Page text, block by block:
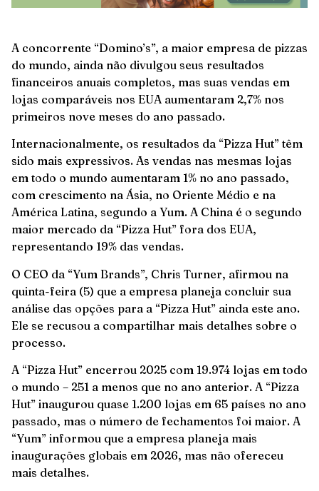
A concorrente “Domino’s”, a maior empresa de pizzas
do mundo, ainda não divulgou seus resultados
financeiros anuais completos, mas suas vendas em
lojas comparáveis ​​nos EUA aumentaram 2,7% nos
primeiros nove meses do ano passado.
Internacionalmente, os resultados da “Pizza Hut” têm
sido mais expressivos. As vendas nas mesmas lojas
em todo o mundo aumentaram 1% no ano passado,
com crescimento na Ásia, no Oriente Médio e na
América Latina, segundo a Yum. A China é o segundo
maior mercado da “Pizza Hut” fora dos EUA,
representando 19% das vendas.
O CEO da “Yum Brands”, Chris Turner, afirmou na
quinta-feira (5) que a empresa planeja concluir sua
análise das opções para a “Pizza Hut” ainda este ano.
Ele se recusou a compartilhar mais detalhes sobre o
processo.
A “Pizza Hut” encerrou 2025 com 19.974 lojas em todo
o mundo – 251 a menos que no ano anterior. A “Pizza
Hut” inaugurou quase 1.200 lojas em 65 países no ano
passado, mas o número de fechamentos foi maior. A
“Yum” informou que a empresa planeja mais
inaugurações globais em 2026, mas não ofereceu
mais detalhes.